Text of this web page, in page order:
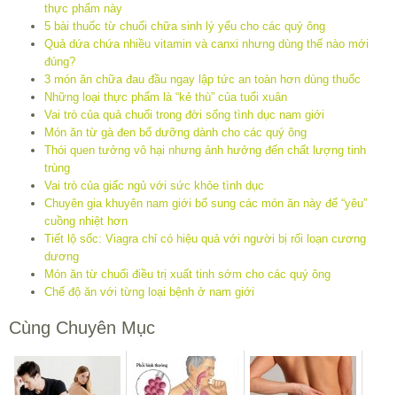
thực phẩm này
5 bài thuốc từ chuối chữa sinh lý yếu cho các quý ông
Quả dứa chứa nhiều vitamin và canxi nhưng dùng thế nào mới
đúng?
3 món ăn chữa đau đầu ngay lập tức an toàn hơn dùng thuốc
Những loại thực phẩm là “kẻ thù” của tuổi xuân
Vai trò của quả chuối trong đời sống tình dục nam giới
Món ăn từ gà đen bổ dưỡng dành cho các quý ông
Thói quen tưởng vô hại nhưng ảnh hưởng đến chất lượng tinh
trùng
Vai trò của giấc ngủ với sức khỏe tình dục
Chuyên gia khuyên nam giới bổ sung các món ăn này để “yêu”
cuồng nhiệt hơn
Tiết lộ sốc: Viagra chỉ có hiệu quả với người bị rối loạn cương
dương
Món ăn từ chuối điều trị xuất tinh sớm cho các quý ông
Chế độ ăn với từng loại bệnh ở nam giới
Cùng Chuyên Mục